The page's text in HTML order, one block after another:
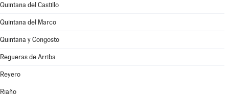
Quintana del Castillo
Quintana del Marco
Quintana y Congosto
Regueras de Arriba
Reyero
Riaño